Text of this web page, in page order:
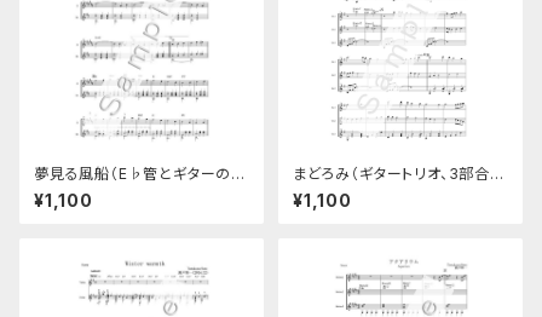
夢見る風船（E♭管とギターのデ
ュオ楽譜）
¥1,100
まどろみ（ギタートリオ、3部合
奏）
¥1,100